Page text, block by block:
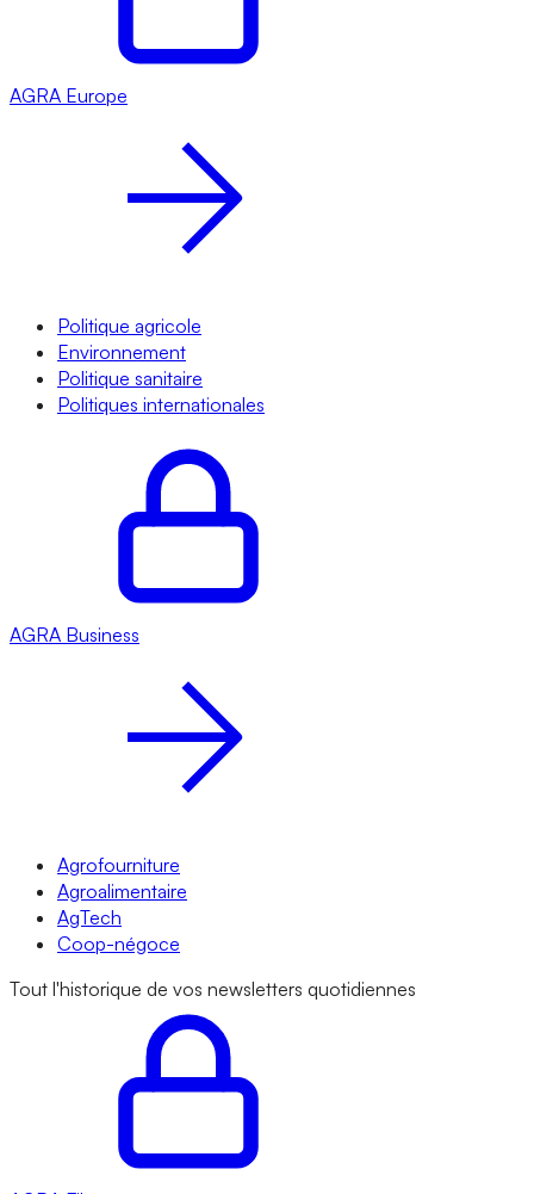
AGRA Europe
Politique agricole
Environnement
Politique sanitaire
Politiques internationales
AGRA Business
Agrofourniture
Agroalimentaire
AgTech
Coop-négoce
Tout l'historique de vos newsletters quotidiennes